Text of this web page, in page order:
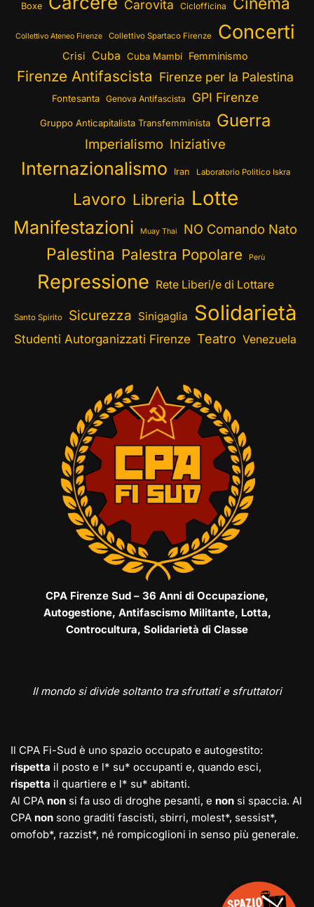
Boxe Carovita Ciclofficina
Collettivo Ateneo Firenze Collettivo Spartaco Firenze Concerti
Crisi Cuba Cuba Mambí Femminismo
Firenze Antifascista Firenze per la Palestina
Fontesanta Genova Antifascista GPI Firenze
Gruppo Anticapitalista Transfemminista Guerra
Imperialismo Iniziative
Internazionalismo Iran Laboratorio Politico Iskra
Lavoro Libreria Lotte
Manifestazioni Muay Thai NO Comando Nato
Palestina Palestra Popolare Perù
Repressione Rete Liberi/e di Lottare
Santo Spirito Sicurezza Sinigaglia Solidarietà
Studenti Autorganizzati Firenze Teatro Venezuela
CPA Firenze Sud – 36 Anni di Occupazione,
Autogestione, Antifascismo Militante, Lotta,
Controcultura, Solidarietà di Classe
Il mondo si divide soltanto tra sfruttati e sfruttatori
Il CPA Fi-Sud è uno spazio occupato e autogestito:
rispetta il posto e l* su* occupanti e, quando esci,
rispetta il quartiere e l* su* abitanti.
Al CPA non si fa uso di droghe pesanti, e non si spaccia. Al
CPA non sono graditi fascisti, sbirri, molest*, sessist*,
omofob*, razzist*, né rompicoglioni in senso più generale.